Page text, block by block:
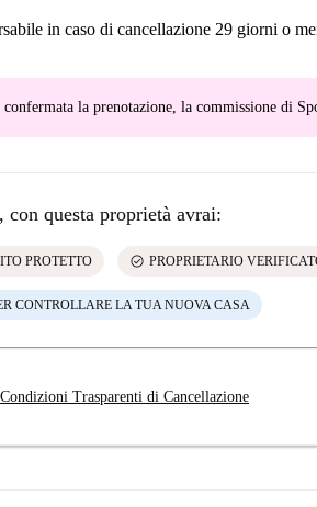
in caso di cancellazione 29 giorni o
la prenotazione, la commissione di
con questa proprietà avrai:
PROTETTO check_circle PROPRIETARIO
CONTROLLARE LA TUA NUOVA CASA
Trasparenti di Cancellazione